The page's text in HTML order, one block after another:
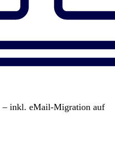
– inkl. eMail-Migration auf